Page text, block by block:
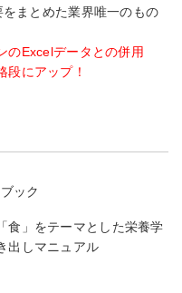
まとめた業界唯一のもの
のExcelデータとの併用
段にアップ！
ック
食」をテーマとした栄養学
出しマニュアル